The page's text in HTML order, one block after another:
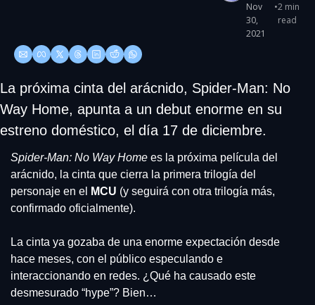
Nov
30,
2021
•2 min
read
La próxima cinta del arácnido, Spider-Man: No
Way Home, apunta a un debut enorme en su
estreno doméstico, el día 17 de diciembre.
Spider-Man: No Way Home es la próxima película del
arácnido, la cinta que cierra la primera trilogía del
personaje en el
MCU (y seguirá con otra trilogía más,
confirmado oficialmente).
La cinta ya gozaba de una enorme expectación desde
hace meses, con el público especulando e
interaccionando en redes. ¿Qué ha causado este
desmesurado “hype”? Bien…